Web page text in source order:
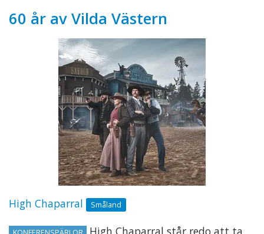
60 år av Vilda Västern
High Chaparral Småland
High Chaparral står redo att ta